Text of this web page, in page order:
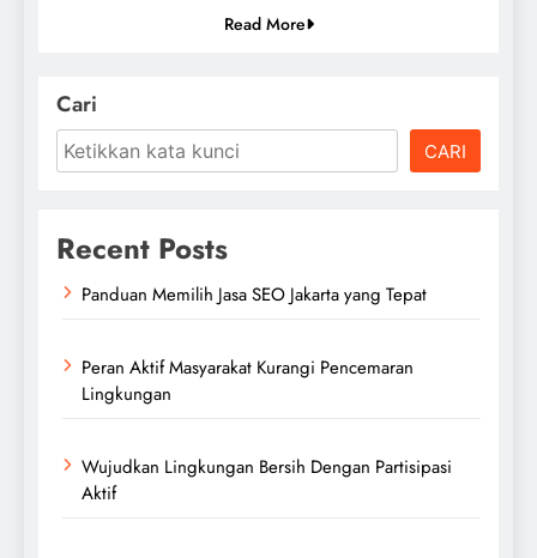
Read More
Cari
CARI
Recent Posts
Panduan Memilih Jasa SEO Jakarta yang Tepat
Peran Aktif Masyarakat Kurangi Pencemaran
Lingkungan
Wujudkan Lingkungan Bersih Dengan Partisipasi
Aktif